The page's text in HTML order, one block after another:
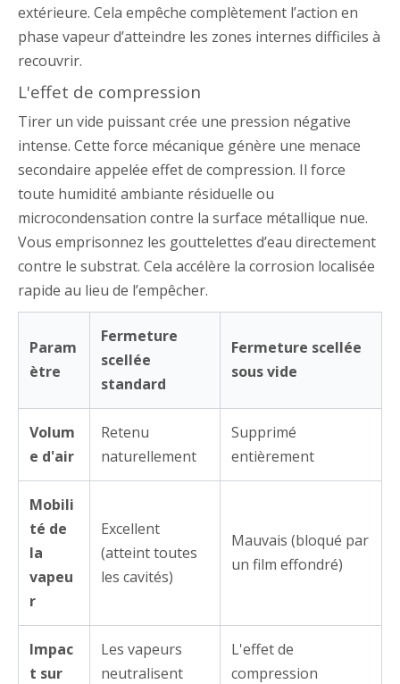
extérieure. Cela empêche complètement l’action en
phase vapeur d’atteindre les zones internes difficiles à
recouvrir.
L'effet de compression
Tirer un vide puissant crée une pression négative
intense. Cette force mécanique génère une menace
secondaire appelée effet de compression. Il force
toute humidité ambiante résiduelle ou
microcondensation contre la surface métallique nue.
Vous emprisonnez les gouttelettes d’eau directement
contre le substrat. Cela accélère la corrosion localisée
rapide au lieu de l’empêcher.
Param
ètre
Fermeture
scellée
standard
Fermeture scellée
sous vide
Volum
e d'air
Retenu
naturellement
Supprimé
entièrement
Mobili
té de
la
vapeu
r
Excellent
(atteint toutes
les cavités)
Mauvais (bloqué par
un film effondré)
Impac
t sur
Les vapeurs
neutralisent
L'effet de
compression